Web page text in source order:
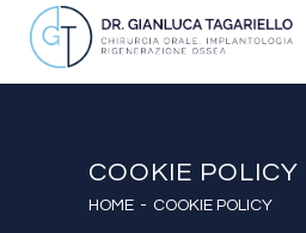
COOKIE POLICY
HOME COOKIE POLICY